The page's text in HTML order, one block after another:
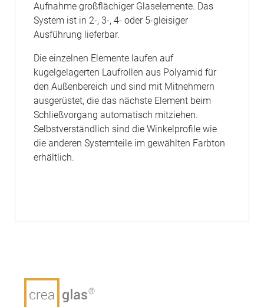
Aufnahme großflächiger Glaselemente. Das
System ist in 2-, 3-, 4- oder 5-gleisiger
Ausführung lieferbar.
Die einzelnen Elemente laufen auf
kugelgelagerten Laufrollen aus Polyamid für
den Außenbereich und sind mit Mitnehmern
ausgerüstet, die das nächste Element beim
Schließvorgang automatisch mitziehen.
Selbstverständlich sind die Winkelprofile wie
die anderen Systemteile im gewählten Farbton
erhältlich.